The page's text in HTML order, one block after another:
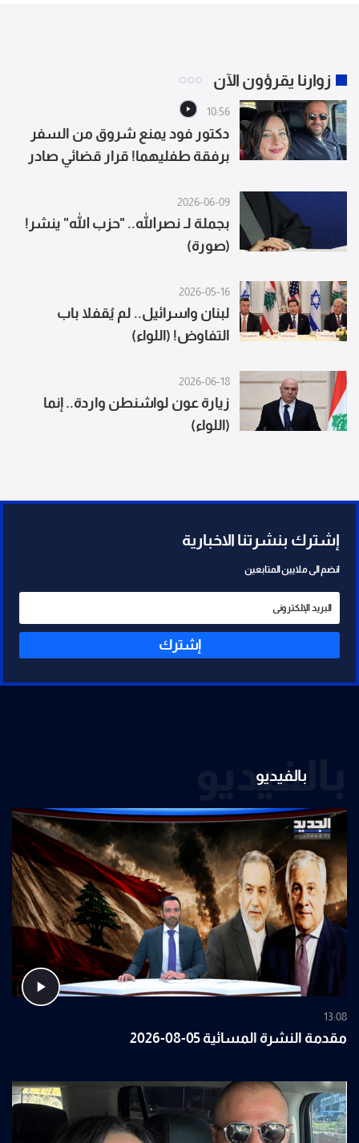
زوارنا يقرؤون الآن
10:56
دكتور فود يمنع شروق من السفر
برفقة طفليهما! قرار قضائي صادر
2026-06-09
بجملة لـ نصرالله.. "حزب الله" ينشر!
(صورة)
2026-05-16
لبنان واسرائيل.. لم يُقفلا باب
التفاوض! (اللواء)
2026-06-18
زيارة عون لواشنطن واردة.. إنما
(اللواء)
إشترك بنشرتنا الاخبارية
انضم الى ملايين المتابعين
إشترك
بالفيديو
بالفيديو
13:08
مقدمة النشرة المسائية 05-08-2026